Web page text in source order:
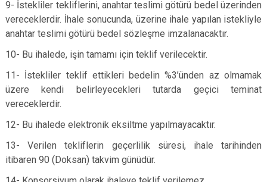
9- İstekliler tekliflerini, anahtar teslimi götürü bedel üzerinden
vereceklerdir. İhale sonucunda, üzerine ihale yapılan istekliyle
anahtar teslimi götürü bedel sözleşme imzalanacaktır.
10- Bu ihalede, işin tamamı için teklif verilecektir.
11- İstekliler teklif ettikleri bedelin %3’ünden az olmamak
üzere kendi belirleyecekleri tutarda geçici teminat
vereceklerdir.
12- Bu ihalede elektronik eksiltme yapılmayacaktır.
13- Verilen tekliflerin geçerlilik süresi, ihale tarihinden
itibaren 90 (Doksan) takvim günüdür.